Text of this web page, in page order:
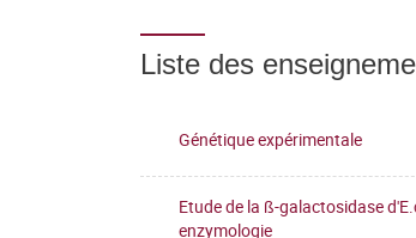
Liste des
Génétique expérimentale
Etude de la ß-galactosidase
enzymologie